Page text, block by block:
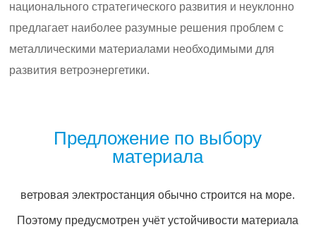
национального стратегического развития и неуклонно
предлагает наиболее разумные решения проблем с
металлическими материалами необходимыми для
развития ветроэнергетики.
Предложение по выбору
материала
ветровая электростанция обычно строится на море.
Поэтому предусмотрен учёт устойчивости материала